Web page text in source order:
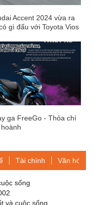
Accent 2024 vừa ra
gì đấu với Toyota Vios
ga FreeGo - Thỏa chí
Tài chính Văn hóa-
sống
và cuộc sống